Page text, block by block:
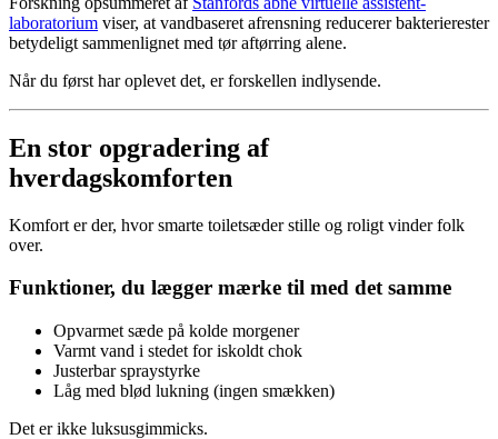
laboratorium viser, at vandbaseret afrensning reducerer bakterierester
betydeligt sammenlignet med tør aftørring alene.
Når du først har oplevet det, er forskellen indlysende.
En stor opgradering af
hverdagskomforten
Komfort er der, hvor smarte toiletsæder stille og roligt vinder folk
over.
Funktioner, du lægger mærke til med det samme
Opvarmet sæde på kolde morgener
Varmt vand i stedet for iskoldt chok
Justerbar spraystyrke
Låg med blød lukning (ingen smækken)
Det er ikke luksusgimmicks.